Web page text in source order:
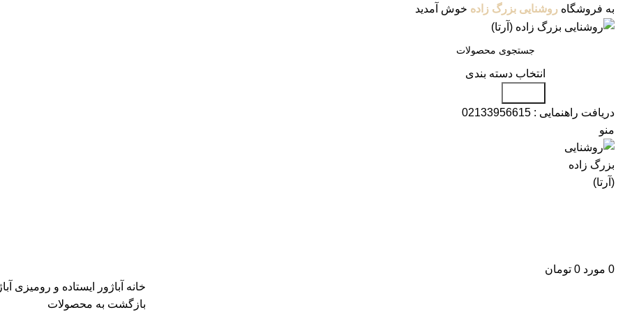
به فروشگاه روشنایی بزرگ زاده خوش آمدید
انتخاب دسته بندی
دریافت راهنمایی : 02133956615
منو
0 مورد 0 تومان
خانه آباژور ایستاده و رومیزی
بازگشت به محصولات